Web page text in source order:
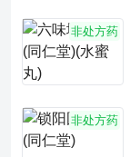
非处方药
非处方药